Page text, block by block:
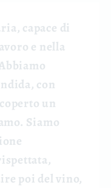
capace di
e nella
con
un
Siamo
poi del vino,